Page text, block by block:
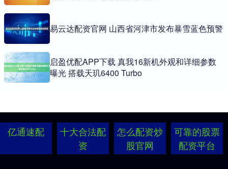
易云达配资官网 山西省河津市发布暴雪蓝色预警
启盈优配APP下载 真我16新机外观和详细参数
曝光 搭载天玑6400 Turbo
亿通速配
十大合法配
资
怎么配资炒
股官网
可靠的股票
配资平台